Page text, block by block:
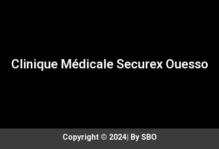
Clinique Médicale Securex Ouesso
Copyright © 2024| By SBO